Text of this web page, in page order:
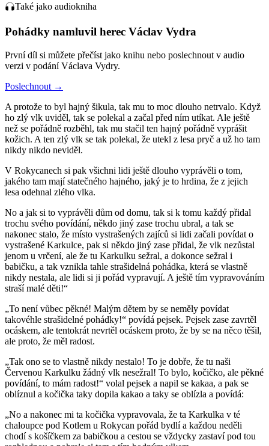
Také jako audiokniha
Pohádky namluvil herec Václav Vydra
První díl si můžete přečíst jako knihu nebo poslechnout v audio
verzi v podání Václava Vydry.
Poslechnout →
A protože to byl hajný šikula, tak mu to moc dlouho netrvalo. Když
ho zlý vlk uviděl, tak se polekal a začal před ním utíkat. Ale ještě
než se pořádně rozběhl, tak mu stačil ten hajný pořádně vyprášit
kožich. A ten zlý vlk se tak polekal, že utekl z lesa pryč a už ho tam
nikdy nikdo neviděl.
V Rokycanech si pak všichni lidi ještě dlouho vyprávěli o tom,
jakého tam mají statečného hajného, jaký je to hrdina, že z jejich
lesa odehnal zlého vlka.
No a jak si to vyprávěli dům od domu, tak si k tomu každý přidal
trochu svého povídání, někdo jiný zase trochu ubral, a tak se
nakonec stalo, že místo vystrašených zajíců si lidi začali povídat o
vystrašené Karkulce, pak si někdo jiný zase přidal, že vlk nezůstal
jenom u vrčení, ale že tu Karkulku sežral, a dokonce sežral i
babičku, a tak vznikla tahle strašidelná pohádka, která se vlastně
nikdy nestala, ale lidi si ji pořád vypravují. A ještě tím vypravováním
straší malé děti!“
„To není vůbec pěkné! Malým dětem by se neměly povídat
takovéhle strašidelné pohádky!“ povídá pejsek. Pejsek zase zavrtěl
ocáskem, ale tentokrát nevrtěl ocáskem proto, že by se na něco těšil,
ale proto, že měl radost.
„Tak ono se to vlastně nikdy nestalo! To je dobře, že tu naši
Červenou Karkulku žádný vlk nesežral! To bylo, kočičko, ale pěkné
povídání, to mám radost!“ volal pejsek a napil se kakaa, a pak se
oblíznul a kočička taky dopila kakao a taky se oblízla a povídá:
„No a nakonec mi ta kočička vypravovala, že ta Karkulka v té
chaloupce pod Kotlem u Rokycan pořád bydlí a každou neděli
chodí s košíčkem za babičkou a cestou se vždycky zastaví pod tou